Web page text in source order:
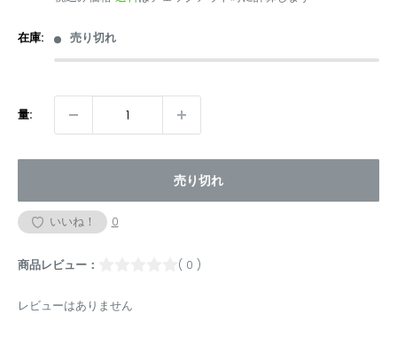
価
格
在庫: 売り切れ
量:
売り切れ
いいね！ 0
商品レビュー： ( 0 )
レビューはありません